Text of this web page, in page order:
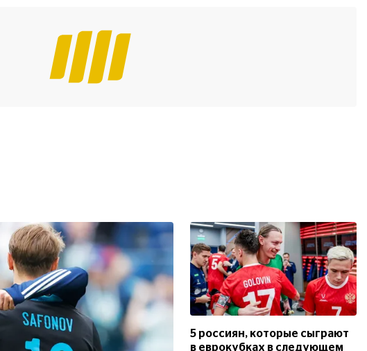
5 россиян, которые сыграют
в еврокубках в следующем